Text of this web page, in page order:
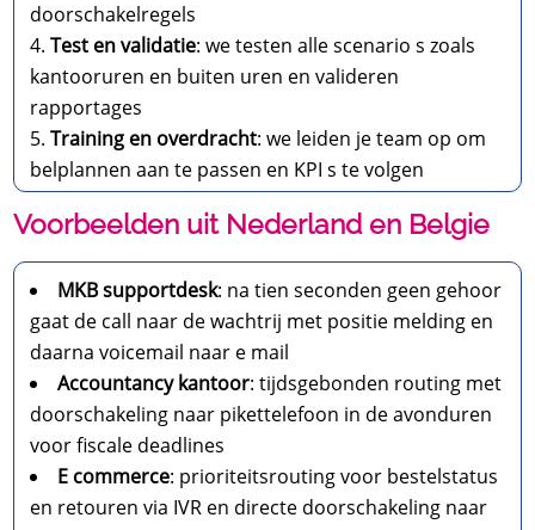
doorschakelregels
Test en validatie: we testen alle scenario s zoals
kantooruren en buiten uren en valideren
rapportages
Training en overdracht: we leiden je team op om
belplannen aan te passen en KPI s te volgen
Voorbeelden uit Nederland en Belgie
MKB supportdesk: na tien seconden geen gehoor
gaat de call naar de wachtrij met positie melding en
daarna voicemail naar e mail
Accountancy kantoor: tijdsgebonden routing met
doorschakeling naar pikettelefoon in de avonduren
voor fiscale deadlines
E commerce: prioriteitsrouting voor bestelstatus
en retouren via IVR en directe doorschakeling naar